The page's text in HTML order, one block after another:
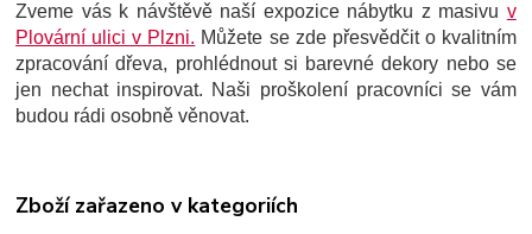
Zveme vás k návštěvě naší expozice nábytku z masivu v
Plovární ulici v Plzni. Můžete se zde přesvědčit o kvalitním
zpracování dřeva, prohlédnout si barevné dekory nebo se
jen nechat inspirovat. Naši proškolení pracovníci se vám
budou rádi osobně věnovat.
Zboží zařazeno v kategoriích